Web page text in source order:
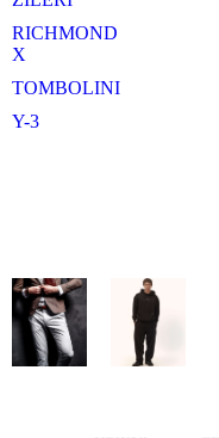
RICHMOND
X
TOMBOLINI
Y-3